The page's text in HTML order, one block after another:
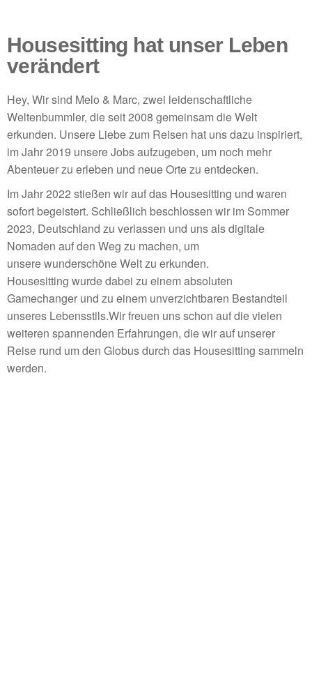
Housesitting hat unser Leben
verändert
Hey, Wir sind Melo & Marc, zwei leidenschaftliche
Weltenbummler, die seit 2008 gemeinsam die Welt
erkunden. Unsere Liebe zum Reisen hat uns dazu inspiriert,
im Jahr 2019 unsere Jobs aufzugeben, um noch mehr
Abenteuer zu erleben und neue Orte zu entdecken.
Im Jahr 2022 stießen wir auf das Housesitting und waren
sofort begeistert. Schließlich beschlossen wir im Sommer
2023, Deutschland zu verlassen und uns als digitale
Nomaden auf den Weg zu machen, um
unserewunderschöne Welt zu erkunden.
Housesitting wurde dabei zu einem absoluten
Gamechanger und zu einem unverzichtbaren Bestandteil
unseres Lebensstils.Wir freuen uns schon auf die vielen
weiteren spannenden Erfahrungen, die wir auf unserer
Reise rund um den Globus durch das Housesitting sammeln
werden.